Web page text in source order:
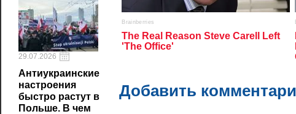
29.07.2026
Антиукраинские
настроения
быстро растут в
Польше. В чем
Добавить